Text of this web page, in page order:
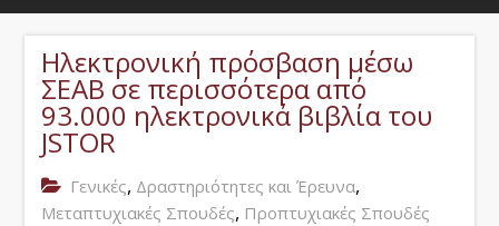
Ηλεκτρονική πρόσβαση μέσω
ΣΕΑΒ σε περισσότερα από
93.000 ηλεκτρονικά βιβλία του
JSTOR
Γενικές, Δραστηριότητες και Έρευνα,
Μεταπτυχιακές Σπουδές, Προπτυχιακές Σπουδές